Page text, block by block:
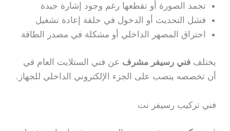
تجمد الصورة أو تقطعها رغم وجود إشارة جيدة
فشل التحديث أو الدخول في حلقة إعادة تشغيل
احتراق المصهر الداخلي أو مشكلة في مصدر الطاقة
يختلف فني رسيفر مشرف عن فني الستلايت العام في
أن تخصصه ينصب على الجزء الإلكتروني الداخلي للجهاز.
فني تركيب رسيفر نت